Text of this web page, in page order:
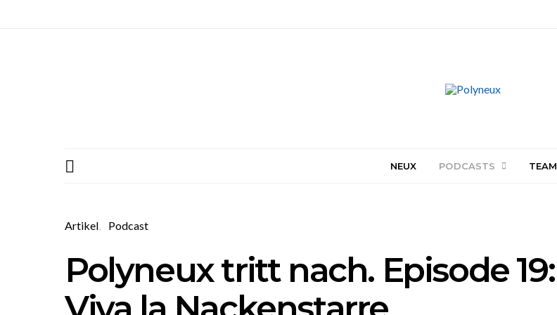
NEUX PODCASTS TEAM
Artikel Podcast
Polyneux tritt nach. Episode 19: